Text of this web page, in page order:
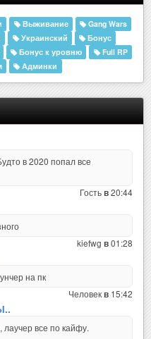
Выживание
Gang Wars
Украинский
Бонус
Бонус к уровню
Full RP
Админки
в 2020 попал все
Гостьв20:44
kiefwg в01:28
на пк
Человекв 15:42
все по кайфу.